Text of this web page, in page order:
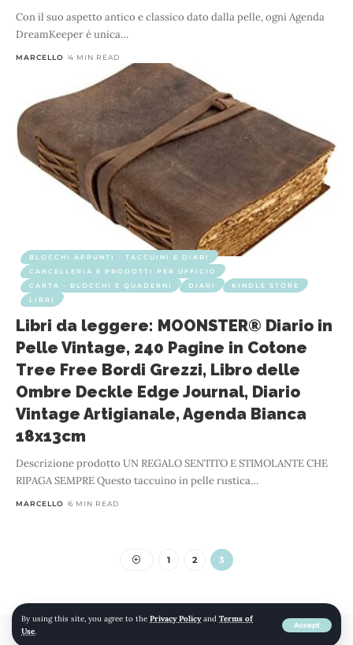
By using this site, you agree to the Privacy Policyand Terms of
Use.
Accept
Con il suo aspetto antico e classico dato dalla pelle, ogni Agenda
DreamKeeper è unica…
MARCELLO 4 MIN READ
BLOCCHI APPUNTI - TACCUINI E DIARI
CANCELLERIA E PRODOTTI PER UFFICIO
CARTA - BLOCCHI E QUADERNI
DIARI
KINDLE STORE
LIBRI
Libri da leggere: MOONSTER® Diario in
Pelle Vintage, 240 Pagine in Cotone
Tree Free Bordi Grezzi, Libro delle
Ombre Deckle Edge Journal, Diario
Vintage Artigianale, Agenda Bianca
18x13cm
Descrizione prodotto UN REGALO SENTITO E STIMOLANTE CHE
RIPAGA SEMPRE Questo taccuino in pelle rustica…
MARCELLO 6 MIN READ
1 2 3